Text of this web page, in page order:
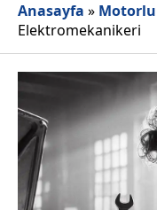
Anasayfa »
Elektromekanikeri